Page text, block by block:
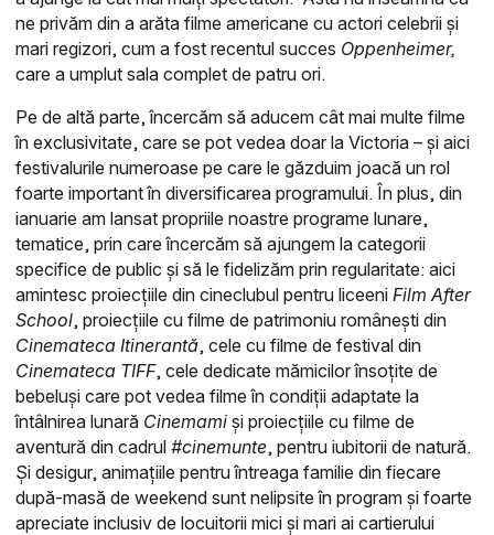
ne privăm din a arăta filme americane cu actori celebrii și
mari regizori, cum a fost recentul succes Oppenheimer,
care a umplut sala complet de patru ori.
Pe de altă parte, încercăm să aducem cât mai multe filme
în exclusivitate, care se pot vedea doar la Victoria – și aici
festivalurile numeroase pe care le găzduim joacă un rol
foarte important în diversificarea programului. În plus, din
ianuarie am lansat propriile noastre programe lunare,
tematice, prin care încercăm să ajungem la categorii
specifice de public și să le fidelizăm prin regularitate: aici
amintesc proiecțiile din cineclubul pentru liceeni Film After
School, proiecțiile cu filme de patrimoniu românești din
Cinemateca Itinerantă, cele cu filme de festival din
Cinemateca TIFF, cele dedicate mămicilor însoțite de
bebeluși care pot vedea filme în condiții adaptate la
întâlnirea lunară Cinemami și proiecțiile cu filme de
aventură din cadrul #cinemunte, pentru iubitorii de natură.
Și desigur, animațiile pentru întreaga familie din fiecare
după-masă de weekend sunt nelipsite în program și foarte
apreciate inclusiv de locuitorii mici și mari ai cartierului